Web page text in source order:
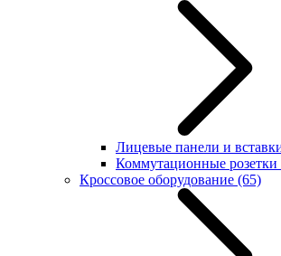
Лицевые панели и
Коммутационные розетки
Кроссовое оборудование (65)